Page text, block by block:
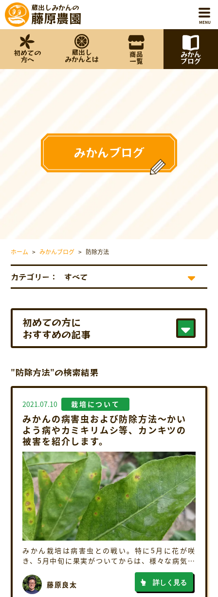
蔵出しみかんの
藤原農園 MENU
みかんブログ
お問い合わせ
プライバシーポリシー
初めての
方へ
蔵出し
みかんとは 商品
一覧
みかん
ブログ
みかんブログ
ホーム > みかんブログ > 防除方法
カテゴリー：
初めての方に
おすすめの記事
"防除方法"の検索結果
2021.07.10 栽培について
みかんの病害虫および防除方法～かい
よう病やカミキリムシ等、カンキツの
被害を紹介します。
みかん栽培は病害虫との戦い。特に5月に花が咲
き、5月中旬に果実がついてからは、様々な病気や
害虫からみかんを守っていく必要があります。 た
だ、本当に無数の被害があるので、被害をみつけ
ても、何が原因で、どんな防除をすればよい […]
藤原良太 詳しく見る